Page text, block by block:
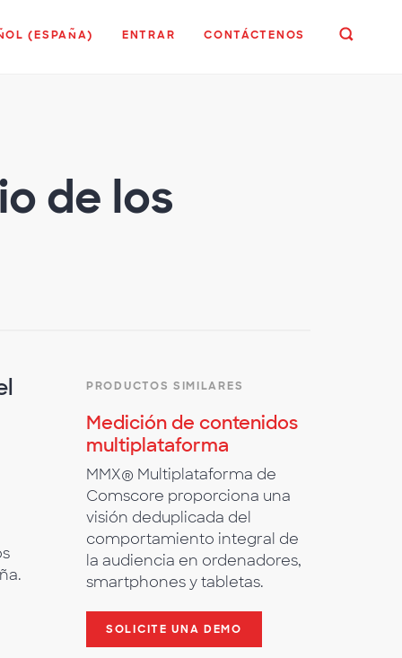
(ESPAÑA) ENTRAR CONTÁCTENOS
de los
PRODUCTOS SIMILARES
Medición de contenidos
multiplataforma
MMX® Multiplataforma de
Comscore proporciona una
visión deduplicada del
comportamiento integral de
la audiencia en ordenadores,
smartphones y tabletas.
SOLICITE UNA DEMO